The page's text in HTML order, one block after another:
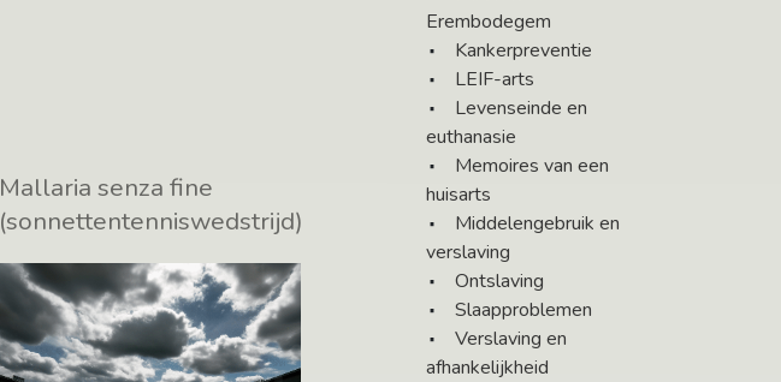
Mallaria senza fine
(sonnettentenniswedstrijd)
Erembodegem
Kankerpreventie
LEIF-arts
Levenseinde en
euthanasie
Memoires van een
huisarts
Middelengebruik en
verslaving
Ontslaving
Slaapproblemen
Verslaving en
afhankelijkheid